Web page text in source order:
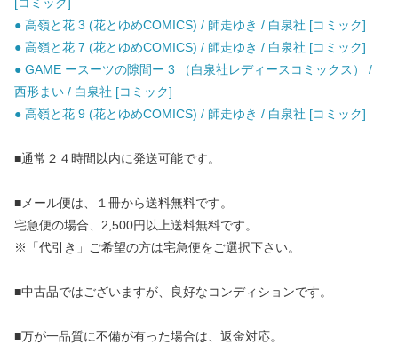
● 高嶺と花 3 (花とゆめCOMICS) / 師走ゆき / 白泉社 [コミック]
● 高嶺と花 7 (花とゆめCOMICS) / 師走ゆき / 白泉社 [コミック]
● GAME ースーツの隙間ー 3 （白泉社レディースコミックス） /
西形まい / 白泉社 [コミック]
● 高嶺と花 9 (花とゆめCOMICS) / 師走ゆき / 白泉社 [コミック]
■通常２４時間以内に発送可能です。
■メール便は、１冊から送料無料です。
宅急便の場合、2,500円以上送料無料です。
※「代引き」ご希望の方は宅急便をご選択下さい。
■中古品ではございますが、良好なコンディションです。
■万が一品質に不備が有った場合は、返金対応。